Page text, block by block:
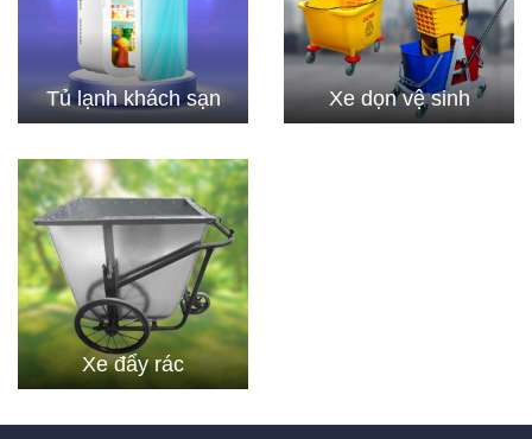
Tủ lạnh khách sạn Xe dọn vệ sinh
Xe đẩy rác